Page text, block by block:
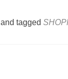
and tagged